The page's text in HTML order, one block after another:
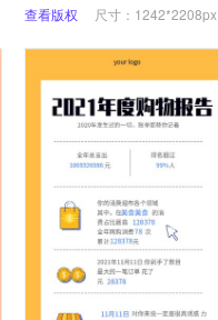
查看版权 尺寸：1242*2208px